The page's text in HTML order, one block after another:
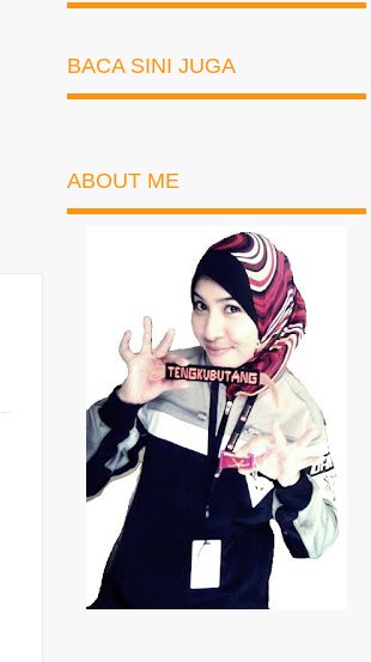
BACA SINI JUGA
ABOUT ME